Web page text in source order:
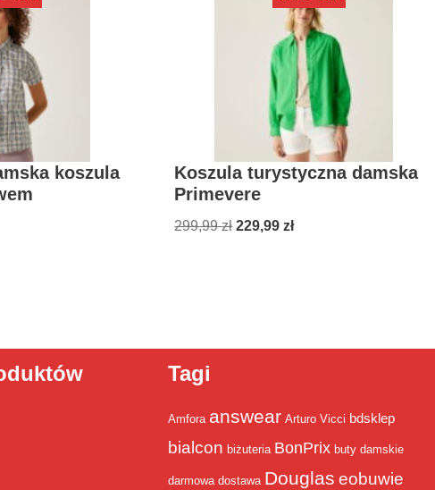
koszula
Koszula turystyczna damska
Primevere
299,99zł 229,99zł
Tagi
Amfora answear Arturo Vicci bdsklep
bialcon biżuteria BonPrix buty damskie
darmowa dostawa Douglas eobuwie